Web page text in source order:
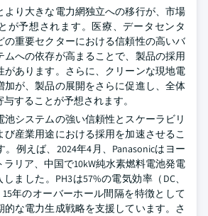
より大きな電力網独立への移行が、市場
が予想されます。医療、データセンタ
の重要セクターにおける信頼性の高いバ
ムへの依存が高まることで、製品の採用
があります。さらに、クリーンな現地電
加が、製品の展開をさらに促進し、全体
することが予想されます。
池システムの強い信頼性とスケーラビリ
び産業用途における採用を加速させるこ
。例えば、2024年4月、Panasonicはヨー
ラリア、中国で10kW純水素燃料電池発電
ました。PH3は57%の電気効率（DC、
15年のオーバーホール間隔を特徴として
的な電力生成戦略を支援しています。さ